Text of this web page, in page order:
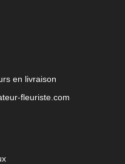
en livraison
fleuriste.com